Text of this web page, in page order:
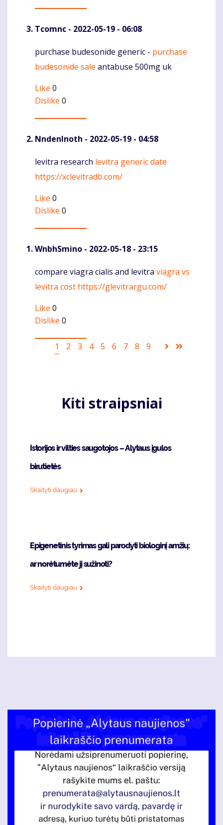
Tcomnc - 2022-05-19 - 06:08
Komentaras
purchase budesonide generic - purchase
budesonide sale antabuse 500mg uk
Like 0
Dislike 0
NndenInoth - 2022-05-19 - 04:58
Komentaras
levitra research levitra generic date
https://xclevitradb.com/
Like 0
Dislike 0
WnbhSmino - 2022-05-18 - 23:15
Komentaras
compare viagra cialis and levitra viagra vs
levitra cost https://glevitrargu.com/
Like 0
Dislike 0
Pagination
Current
1 Puslapis
2 Puslapis
3 Puslapis
4 Puslapis
5 Puslapis
6 Puslapis
7 Puslapis
8 Puslapis
9
Sekantis
Kiti straipsniai
Istorijos ir vilties saugotojos – Alytaus įgulos
birutietės
Skaityti daugiau
Epigenetinis tyrimas gali parodyti biologinį amžių:
ar norėtumėte jį sužinoti?
Skaityti daugiau